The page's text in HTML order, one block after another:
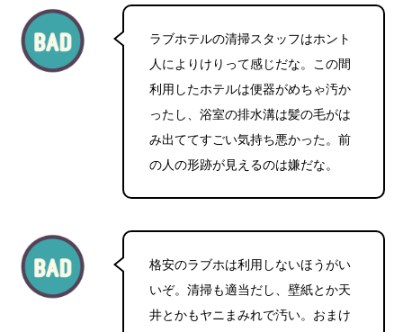
ラブホテルの清掃スタッフはホント
人によりけりって感じだな。この間
利用したホテルは便器がめちゃ汚か
ったし、浴室の排水溝は髪の毛がは
み出ててすごい気持ち悪かった。前
の人の形跡が見えるのは嫌だな。
格安のラブホは利用しないほうがい
いぞ。清掃も適当だし、壁紙とか天
井とかもヤニまみれで汚い。おまけ